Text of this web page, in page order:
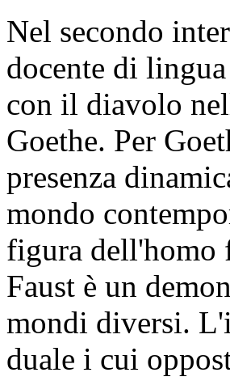
Nel secondo
docente di
con il diavolo
Goethe. Per
presenza
mondo
figura dell'homo
Faust è un
mondi diversi.
duale i cui